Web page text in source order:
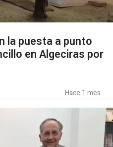
la puesta a punto
en Algeciras por
Hace 1 mes